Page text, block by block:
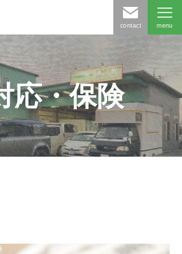
contact menu
応・保険